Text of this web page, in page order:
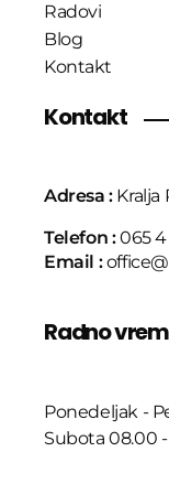
Radovi
Blog
Kontakt
Kontakt
Adresa : Kralja
Telefon :065 4
Email :
Radno
Ponedeljak -
Subota 08.00 -